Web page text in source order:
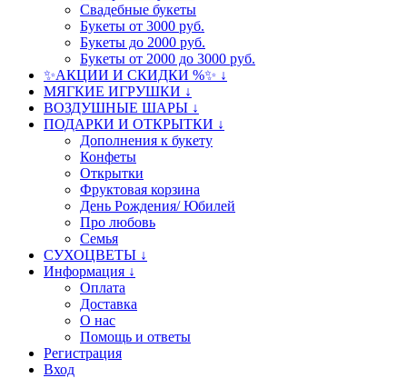
Свадебные букеты
Букеты от 3000 руб.
Букеты до 2000 руб.
Букеты от 2000 до 3000 руб.
✨АКЦИИ И СКИДКИ %✨ ↓
МЯГКИЕ ИГРУШКИ ↓
ВОЗДУШНЫЕ ШАРЫ ↓
ПОДАРКИ И ОТКРЫТКИ ↓
Дополнения к букету
Конфеты
Открытки
Фруктовая корзина
День Рождения/ Юбилей
Про любовь
Семья
СУХОЦВЕТЫ ↓
Информация ↓
Оплата
Доставка
О нас
Помощь и ответы
Регистрация
Вход